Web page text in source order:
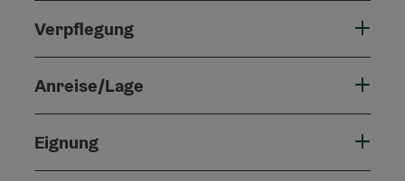
Verpflegung
Anreise/Lage
Eignung